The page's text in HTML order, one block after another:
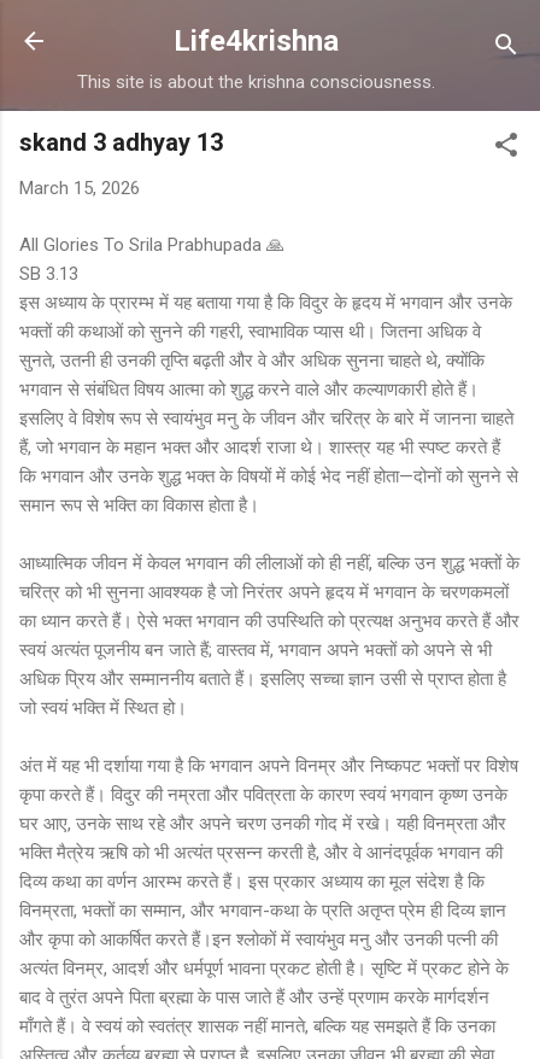
Skip to main content
Life4krishna
This site is about the krishna consciousness.
skand 3 adhyay 13
March 15, 2026
All Glories To Srila Prabhupada 🙏
SB 3.13
इस अध्याय के प्रारम्भ में यह बताया गया है कि विदुर के हृदय में भगवान और उनके
भक्तों की कथाओं को सुनने की गहरी, स्वाभाविक प्यास थी। जितना अधिक वे
सुनते, उतनी ही उनकी तृप्ति बढ़ती और वे और अधिक सुनना चाहते थे, क्योंकि
भगवान से संबंधित विषय आत्मा को शुद्ध करने वाले और कल्याणकारी होते हैं।
इसलिए वे विशेष रूप से स्वायंभुव मनु के जीवन और चरित्र के बारे में जानना चाहते
हैं, जो भगवान के महान भक्त और आदर्श राजा थे। शास्त्र यह भी स्पष्ट करते हैं
कि भगवान और उनके शुद्ध भक्त के विषयों में कोई भेद नहीं होता—दोनों को सुनने से
समान रूप से भक्ति का विकास होता है।
आध्यात्मिक जीवन में केवल भगवान की लीलाओं को ही नहीं, बल्कि उन शुद्ध भक्तों के
चरित्र को भी सुनना आवश्यक है जो निरंतर अपने हृदय में भगवान के चरणकमलों
का ध्यान करते हैं। ऐसे भक्त भगवान की उपस्थिति को प्रत्यक्ष अनुभव करते हैं और
स्वयं अत्यंत पूजनीय बन जाते हैं; वास्तव में, भगवान अपने भक्तों को अपने से भी
अधिक प्रिय और सम्माननीय बताते हैं। इसलिए सच्चा ज्ञान उसी से प्राप्त होता है
जो स्वयं भक्ति में स्थित हो।
अंत में यह भी दर्शाया गया है कि भगवान अपने विनम्र और निष्कपट भक्तों पर विशेष
कृपा करते हैं। विदुर की नम्रता और पवित्रता के कारण स्वयं भगवान कृष्ण उनके
घर आए, उनके साथ रहे और अपने चरण उनकी गोद में रखे। यही विनम्रता और
भक्ति मैत्रेय ऋषि को भी अत्यंत प्रसन्न करती है, और वे आनंदपूर्वक भगवान की
दिव्य कथा का वर्णन आरम्भ करते हैं। इस प्रकार अध्याय का मूल संदेश है कि
विनम्रता, भक्तों का सम्मान, और भगवान-कथा के प्रति अतृप्त प्रेम ही दिव्य ज्ञान
और कृपा को आकर्षित करते हैं।इन श्लोकों में स्वायंभुव मनु और उनकी पत्नी की
अत्यंत विनम्र, आदर्श और धर्मपूर्ण भावना प्रकट होती है। सृष्टि में प्रकट होने के
बाद वे तुरंत अपने पिता ब्रह्मा के पास जाते हैं और उन्हें प्रणाम करके मार्गदर्शन
माँगते हैं। वे स्वयं को स्वतंत्र शासक नहीं मानते, बल्कि यह समझते हैं कि उनका